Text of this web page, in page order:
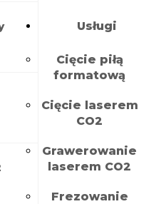
Usługi
Cięcie piłą
formatową
Cięcie laserem
CO2
Grawerowanie
laserem CO2
Frezowanie